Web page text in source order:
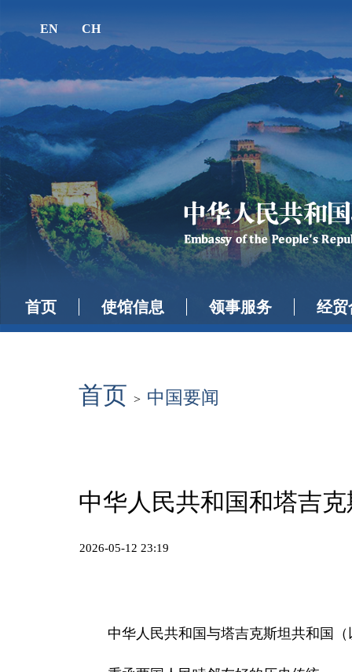
EN CH
首页 使馆信息 领事服务 经贸
首页 > 中国要闻
中华人民共和国和塔吉
2026-05-12 23:19
中华人民共和国与塔吉克斯坦共和国